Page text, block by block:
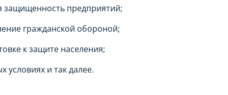
защищенность предприятий;
гражданской обороной;
к защите населения;
условиях и так далее.